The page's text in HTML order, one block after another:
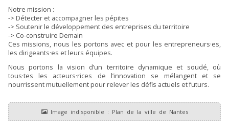
Notre mission :
-> Détecter et accompagner les pépites
-> Soutenir le développement des entreprises du territoire
-> Co-construire Demain
Ces missions, nous les portons avec et pour les entrepreneurs·es,
les dirigeants·es et leurs équipes.
Nous portons la vision d’un territoire dynamique et soudé, où
tous·tes les acteurs·rices de l’innovation se mélangent et se
nourrissent mutuellement pour relever les défis actuels et futurs.